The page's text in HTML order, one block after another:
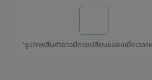
*รูปภาพสินค้าอาจมีการเปลี่ยนแปลงเมื่อเวลา